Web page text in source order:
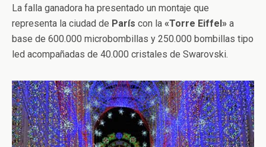
La falla ganadora ha presentado un montaje que
representa la ciudad de París con la «Torre Eiffel» a
base de 600.000 microbombillas y 250.000 bombillas tipo
led acompañadas de 40.000 cristales de Swarovski.